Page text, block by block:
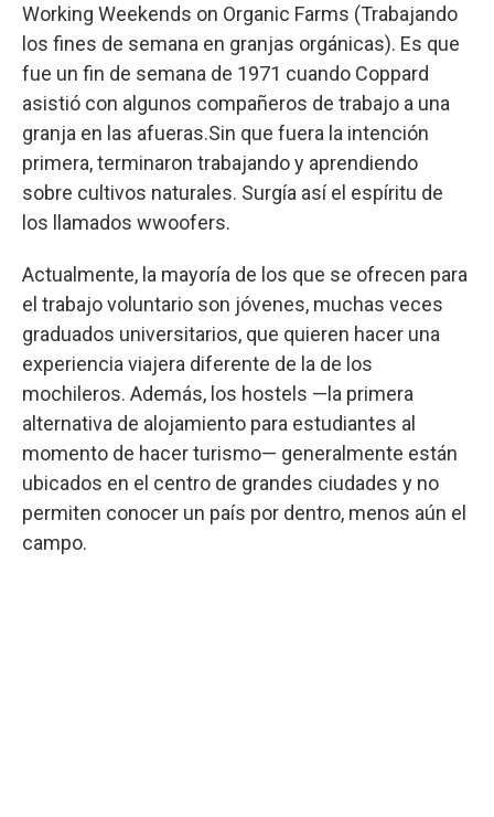
Working Weekends on Organic Farms (Trabajando
los fines de semana en granjas orgánicas). Es que
fue un fin de semana de 1971 cuando Coppard
asistió con algunos compañeros de trabajo a una
granja en las afueras.Sin que fuera la intención
primera, terminaron trabajando y aprendiendo
sobre cultivos naturales. Surgía así el espíritu de
los llamados wwoofers.
Actualmente, la mayoría de los que se ofrecen para
el trabajo voluntario son jóvenes, muchas veces
graduados universitarios, que quieren hacer una
experiencia viajera diferente de la de los
mochileros. Además, los hostels —la primera
alternativa de alojamiento para estudiantes al
momento de hacer turismo— generalmente están
ubicados en el centro de grandes ciudades y no
permiten conocer un país por dentro, menos aún el
campo.